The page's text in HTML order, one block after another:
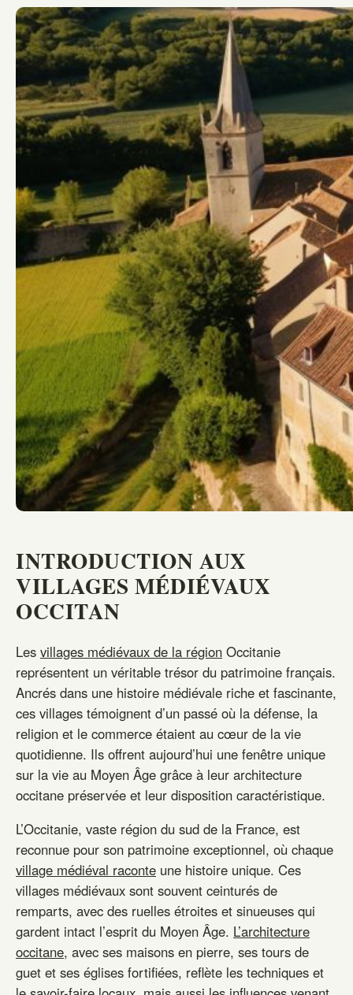
INTRODUCTION AUX
VILLAGES MÉDIÉVAUX
OCCITAN
Les villages médiévaux de la région Occitanie
représentent un véritable trésor du patrimoine français.
Ancrés dans une histoire médiévale riche et fascinante,
ces villages témoignent d’un passé où la défense, la
religion et le commerce étaient au cœur de la vie
quotidienne. Ils offrent aujourd’hui une fenêtre unique
sur la vie au Moyen Âge grâce à leur architecture
occitane préservée et leur disposition caractéristique.
L’Occitanie, vaste région du sud de la France, est
reconnue pour son patrimoine exceptionnel, où chaque
village médiéval raconte une histoire unique. Ces
villages médiévaux sont souvent ceinturés de
remparts, avec des ruelles étroites et sinueuses qui
gardent intact l’esprit du Moyen Âge. L’architecture
occitane, avec ses maisons en pierre, ses tours de
guet et ses églises fortifiées, reflète les techniques et